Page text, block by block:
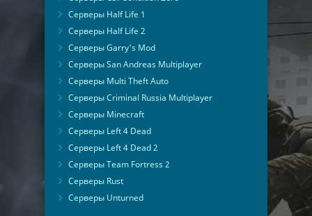
Серверы Half Life 1
Серверы Half Life 2
Серверы Garry's Mod
Серверы San Andreas Multiplayer
Серверы Multi Theft Auto
Серверы Criminal Russia Multiplayer
Серверы Minecraft
Серверы Left 4 Dead
Серверы Left 4 Dead 2
Серверы Team Fortress 2
Серверы Rust
Серверы Unturned